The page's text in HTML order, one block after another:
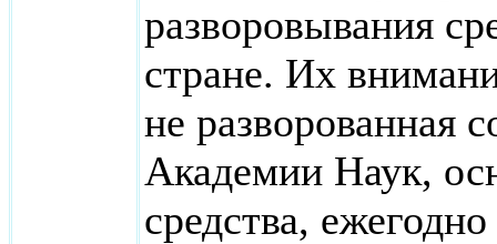
разворовывания
стране. Их
не разворованная
Академии Наук,
средства,